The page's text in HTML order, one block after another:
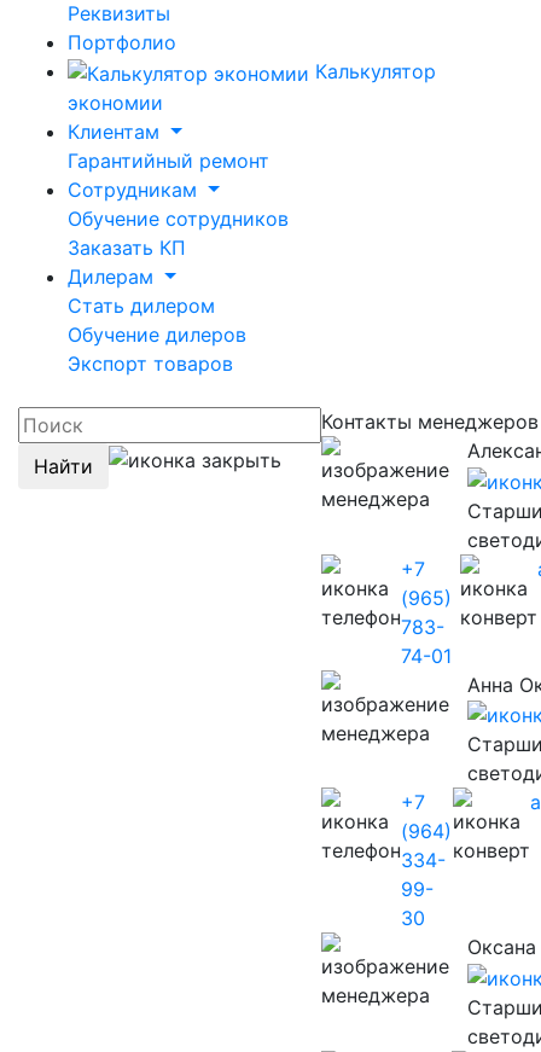
Реквизиты
Портфолио
Калькулятор
экономии
Клиентам
Гарантийный ремонт
Сотрудникам
Обучение сотрудников
Заказать КП
Дилерам
Стать дилером
Обучение дилеров
Экспорт товаров
Найти
Контакты
+7
(965)
783-
74-01
Анна
+7
(964)
334-
99-
30